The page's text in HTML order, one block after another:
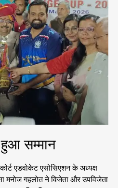
हुआ सम्मान
एडवोकेट एसोसिएशन के अध्यक्ष
मनोज गहलोत ने विजेता और उपविजेता